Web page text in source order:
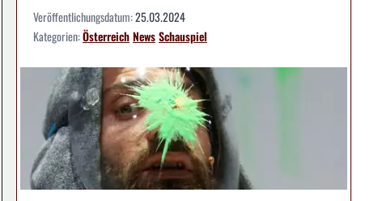
Veröffentlichungsdatum:25.03.2024
Kategorien:ÖsterreichNewsSchauspiel